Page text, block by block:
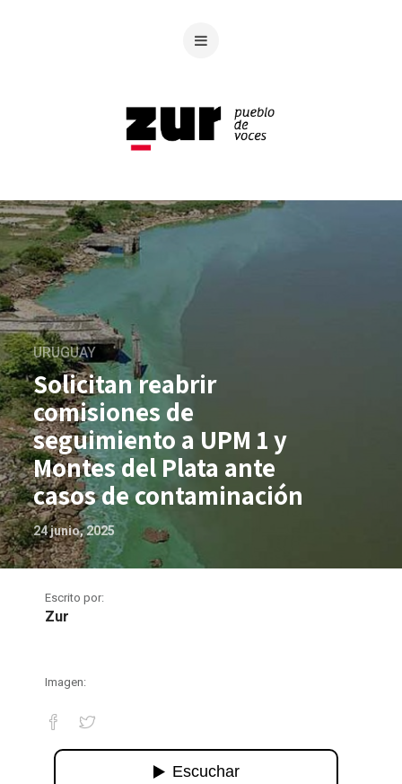
URUGUAY
Solicitan reabrir
comisiones de
seguimiento a UPM 1 y
Montes del Plata ante
casos de contaminación
24 junio, 2025
Escrito por:
Zur
Imagen:
Solicitan reabrir comisiones de